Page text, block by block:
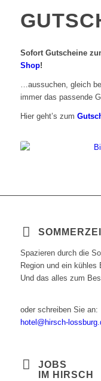
Sofort Gutscheine
Shop!
…aussuchen, gleich
immer das passende
Hier geht’s zum
Spazieren durch die
Region und ein kühles
Und das alles zum
oder schreiben Sie an:
hotel@hirsch-
JOBS
IM HIRSCH